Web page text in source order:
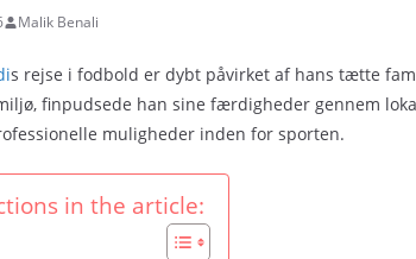
Malik Benali
s rejse i fodbold er dybt påvirket af hans tætte
finpudsede han sine færdigheder gennem
muligheder inden for sporten.
in the article: